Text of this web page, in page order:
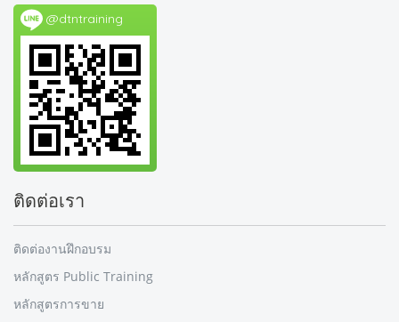
@dtntraining
ติดต่อเรา
ติดต่องานฝึกอบรม
หลักสูตร Public Training
หลักสูตรการขาย